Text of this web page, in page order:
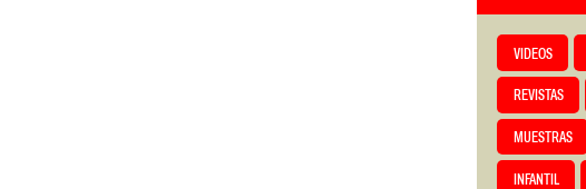
VIDEOS
REVISTAS
MUESTRAS
INFANTIL